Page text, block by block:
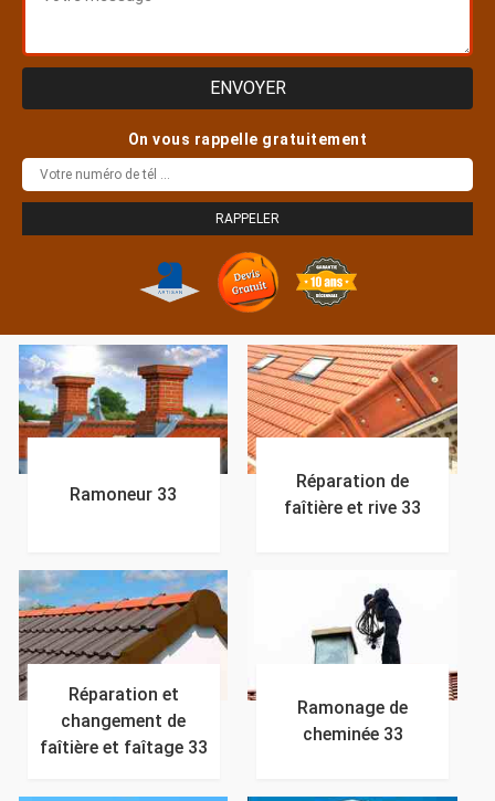
On vous rappelle gratuitement
Ramoneur 33
Réparation de
faîtière et rive 33
Réparation et
changement de
faîtière et faîtage 33
Ramonage de
cheminée 33